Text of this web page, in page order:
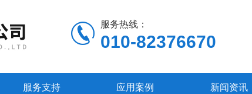
服务热线：
010-82376670
服务支持 应用案例 新闻资讯